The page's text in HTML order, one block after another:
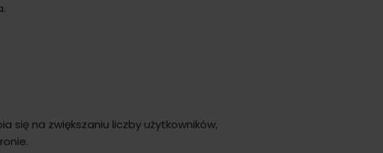
się na zwiększaniu liczby użytkowników,